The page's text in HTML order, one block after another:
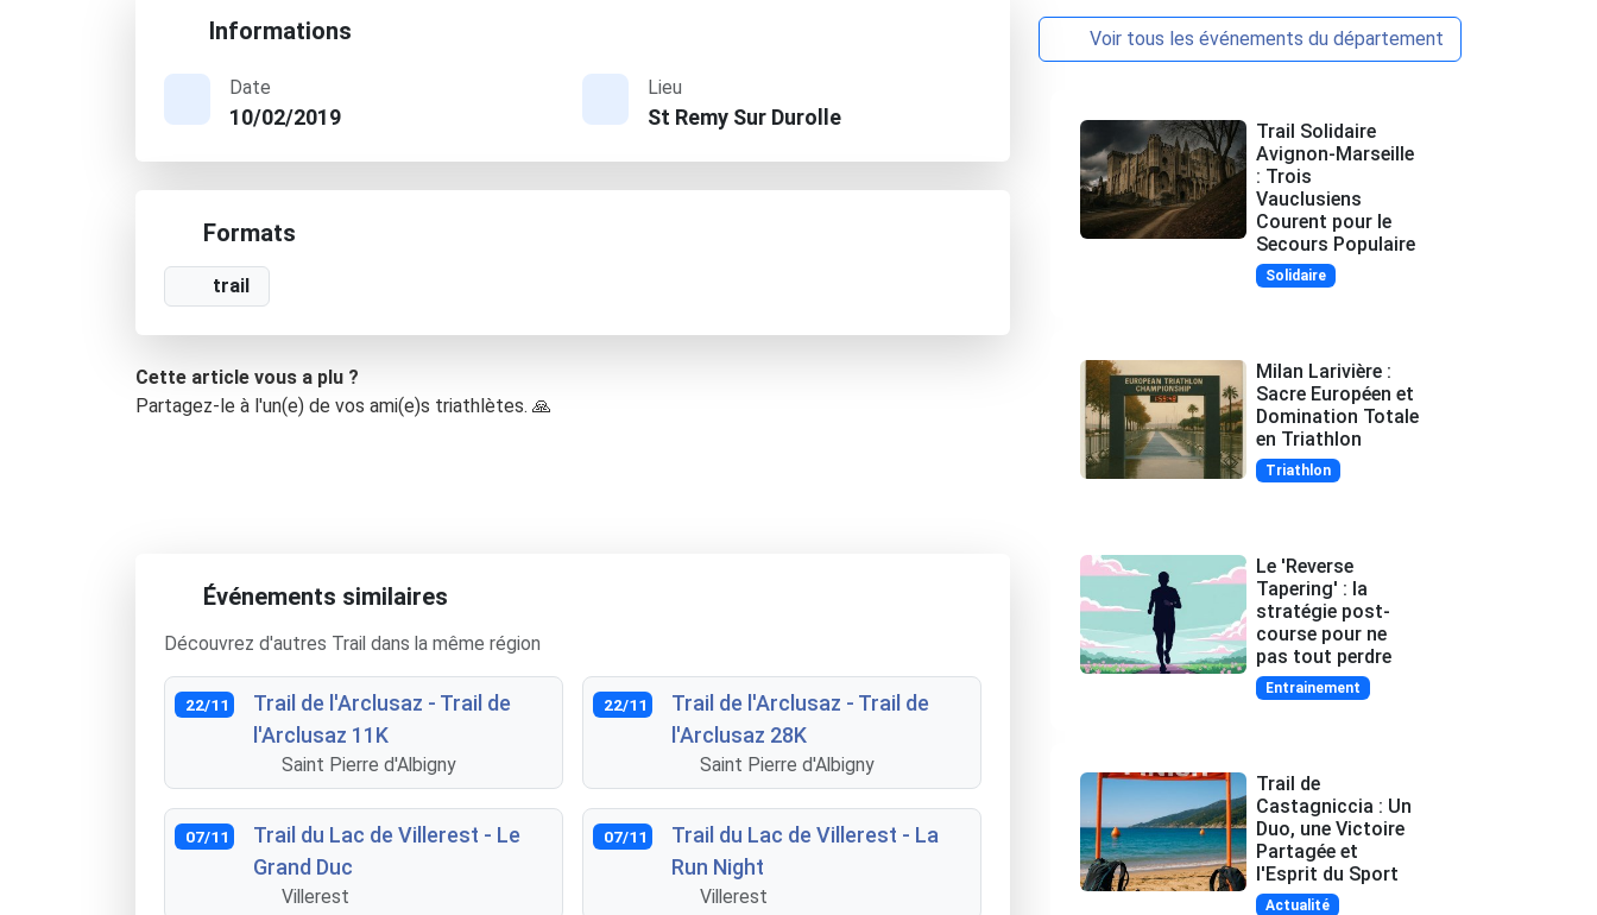
Informations
Date
10/02/2019
Lieu
St Remy Sur Durolle
Formats
trail
Cette article vous a plu ?
Partagez-le à l'un(e) de vos ami(e)s triathlètes. 🙏
Événements similaires
Découvrez d'autres Trail dans la même région
22/11
Trail de l'Arclusaz - Trail de
l'Arclusaz 11K
Saint Pierre d'Albigny
22/11
Trail de l'Arclusaz - Trail de
l'Arclusaz 28K
Saint Pierre d'Albigny
07/11
Trail du Lac de Villerest - Le
Grand Duc
Villerest
07/11
Trail du Lac de Villerest - La
Run Night
Villerest
Voir tous les événements du département
Trail Solidaire
Avignon-Marseille
: Trois
Vauclusiens
Courent pour le
Secours Populaire
Solidaire
Milan Larivière :
Sacre Européen et
Domination Totale
en Triathlon
Triathlon
Le 'Reverse
Tapering' : la
stratégie post-
course pour ne
pas tout perdre
Entrainement
Trail de
Castagniccia : Un
Duo, une Victoire
Partagée et
l'Esprit du Sport
Actualité